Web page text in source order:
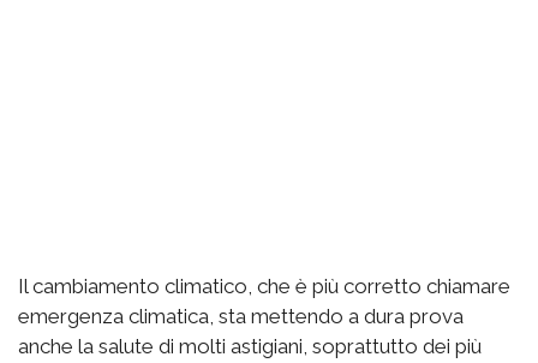
Il cambiamento climatico, che è più corretto chiamare
emergenza climatica, sta mettendo a dura prova
anche la salute di molti astigiani, soprattutto dei più